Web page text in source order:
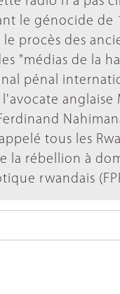
le génocide de
procès des
"médias de la
pénal
l'avocate anglaise
tous les
la rébellion à
rwandais